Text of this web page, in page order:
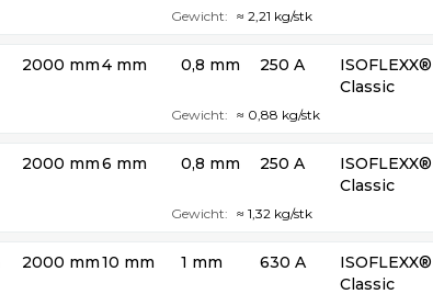
Gewicht: ≈ 2,21 kg/stk
2000 mm4 mm 0,8 mm 250 A
ISOFLEXX®
Classic
Gewicht: ≈ 0,88 kg/stk
2000 mm6 mm 0,8 mm 250 A
ISOFLEXX®
Classic
Gewicht: ≈ 1,32 kg/stk
2000 mm10 mm 1 mm 630 A
ISOFLEXX®
Classic